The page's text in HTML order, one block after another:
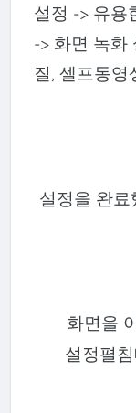
설정 -> 유용
-> 화면 녹화
질, 셀프동영
설정을 완
화면을
설정펼